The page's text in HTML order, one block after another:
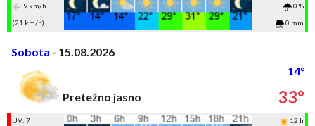
9 km/h
0 %
(21 km/h)
0 mm
Sobota - 15.08.2026
14°
Pretežno jasno
33°
UV: 7
12 h